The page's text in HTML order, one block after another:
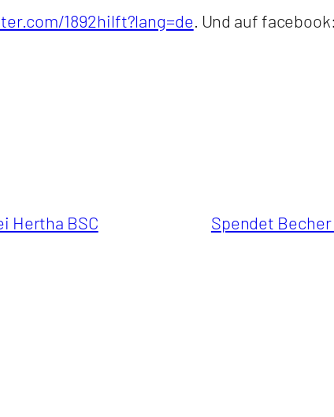
1892hilft?lang=de . Und auf facebook:
Hertha BSC Spendet Becher